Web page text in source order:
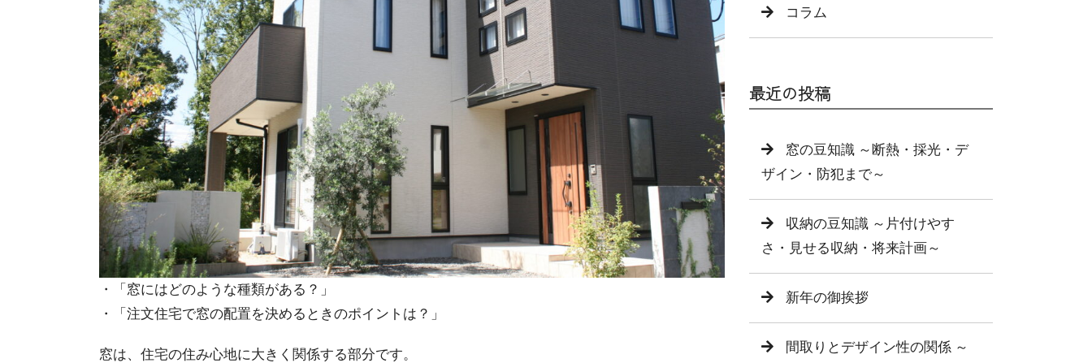
・「窓にはどのような種類がある？」
・「注文住宅で窓の配置を決めるときのポイントは？」
窓は、住宅の住み心地に大きく関係する部分です。
コラム
最近の投稿
窓の豆知識 ～断熱・採光・デ
ザイン・防犯まで～
収納の豆知識 ～片付けやす
さ・見せる収納・将来計画～
新年の御挨拶
間取りとデザイン性の関係 ～